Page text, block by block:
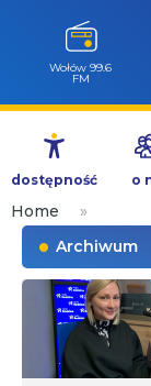
Przejdź
treści
Wołów 99.6
FM
dostępność o
Home
»
Archiwum